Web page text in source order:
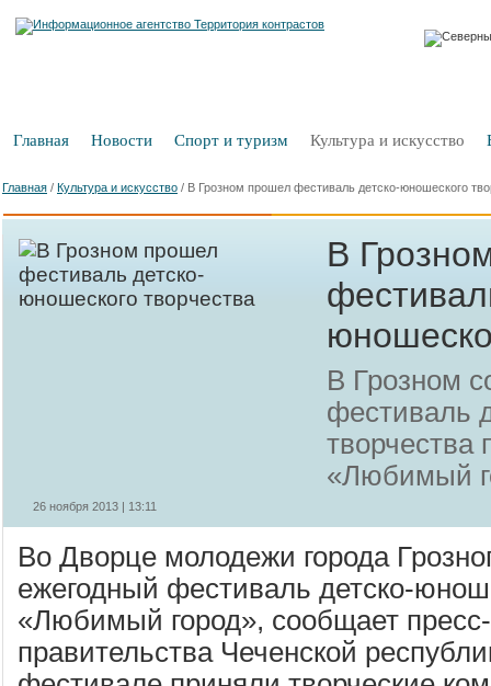
Главная Новости Спорт и туризм Культура и искусство
Главная / Культура и искусство / В Грозном прошел фестиваль детско-юношеского
В
В Грозном
фестиваль
творчества
«Любимый
26 ноября 2013 | 13:11
Во Дворце молодежи города
ежегодный фестиваль детско-
«Любимый город», сообщает
правительства Чеченской